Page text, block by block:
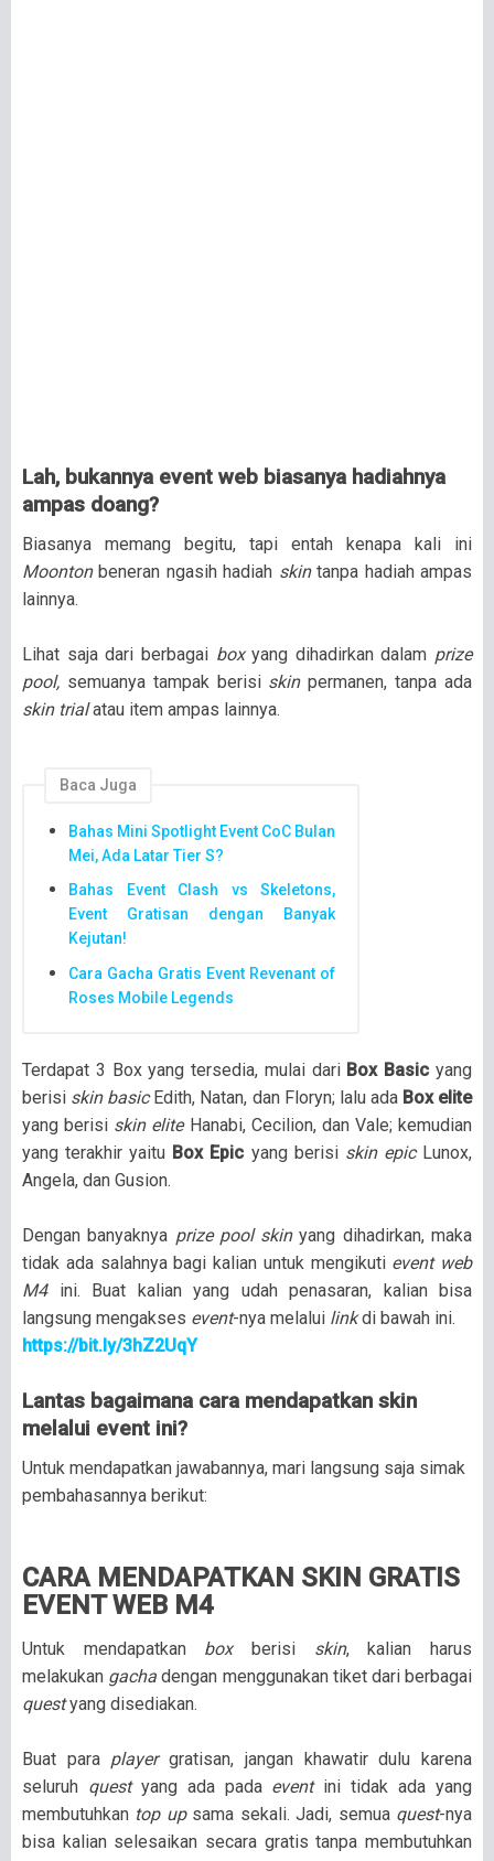
Lah, bukannya event web biasanya hadiahnya
ampas doang?
Biasanya memang begitu, tapi entah kenapa kali ini
Moontonbeneran ngasih hadiah skintanpa hadiah ampas
lainnya.
Lihat saja dari berbagai boxyang dihadirkan dalam prize
pool, semuanya tampak berisi skinpermanen, tanpa ada
skin trialatau item ampas lainnya.
Baca Juga
Bahas Mini Spotlight Event CoC Bulan
Mei, Ada Latar Tier S?
Bahas Event Clash vs Skeletons,
Event Gratisan dengan Banyak
Kejutan!
Cara Gacha Gratis Event Revenant of
Roses Mobile Legends
Terdapat 3 Box yang tersedia, mulai dari Box Basic yang
berisi skin basicEdith, Natan, dan Floryn; lalu ada Box elite
yang berisi skin eliteHanabi, Cecilion, dan Vale; kemudian
yang terakhir yaitu Box Epic yang berisi skin epicLunox,
Angela, dan Gusion.
Dengan banyaknya prize pool skinyang dihadirkan, maka
tidak ada salahnya bagi kalian untuk mengikutievent web
M4ini. Buat kalian yang udah penasaran, kalian bisa
langsung mengakses event-nya melalui linkdi bawah ini.
https://bit.ly/3hZ2UqY
Lantas bagaimana cara mendapatkan skin
melalui event ini?
Untuk mendapatkan jawabannya, mari langsung saja simak
pembahasannya berikut:
CARA MENDAPATKAN SKIN GRATIS
EVENT WEB M4
Untuk mendapatkan box berisi skin, kalian harus
melakukan gachadengan menggunakan tiket dari berbagai
questyang disediakan.
Buat para playergratisan, jangan khawatir dulu karena
seluruh quest yang ada pada event ini tidak ada yang
membutuhkan top up sama sekali. Jadi, semua quest-nya
bisa kalian selesaikan secara gratis tanpa membutuhkan